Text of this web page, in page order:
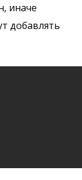
иначе
добавлять